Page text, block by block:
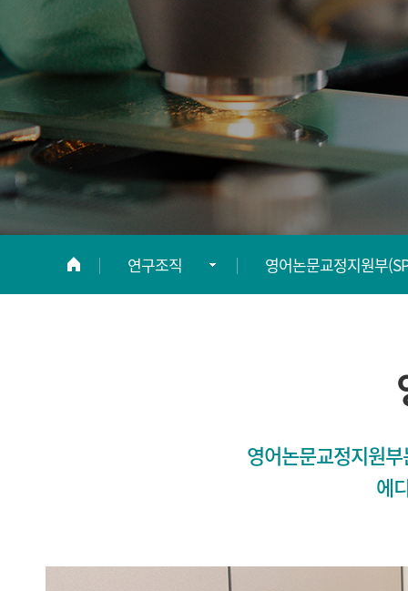
연구조직 영어논문교정지원부
영어논문교정지원부
임상연구평가위원회
영어논문교정지원
에